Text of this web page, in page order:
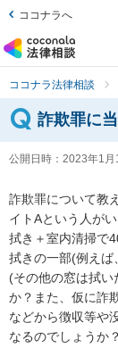
ココナラへ
ココナラ法律相談
詐欺罪に
公開日時： 2023年1月
詐欺罪について教
イトAという人が
拭き＋室内清掃で
拭きの一部(例えば
(その他の窓は拭い
か？また、仮に詐
などから徴収等や
なるのでしょうか？